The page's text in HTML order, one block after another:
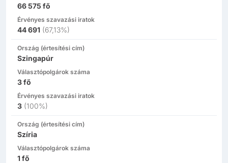
66 575 fő
Érvényes szavazási iratok
44 691 (67,13%)
Ország (értesítési cím)
Szingapúr
Választópolgárok száma
3fő
Érvényes szavazási iratok
3 (100%)
Ország (értesítési cím)
Szíria
Választópolgárok száma
1fő